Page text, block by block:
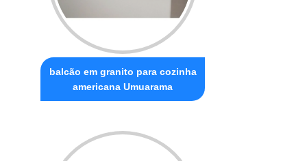
balcão em granito para cozinha
americana Umuarama